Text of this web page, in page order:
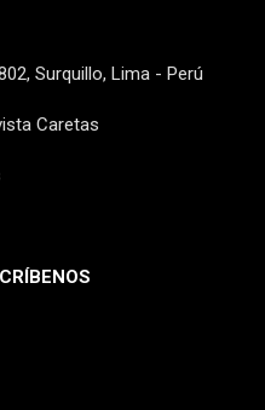
Surquillo, Lima - Perú
Caretas